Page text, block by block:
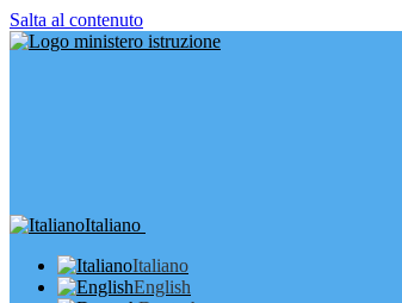
Salta al contenuto
Italiano
Italiano
English